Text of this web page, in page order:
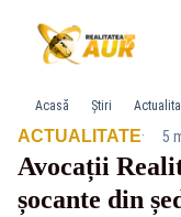
Acasă Știri
ACTUALITATE· 5
Avocații
șocante din